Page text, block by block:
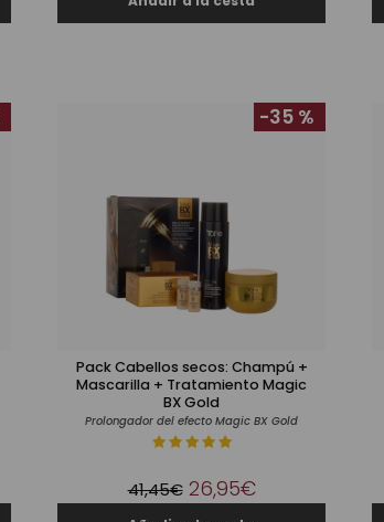
Pack Cabellos secos: Champú +
Mascarilla + Tratamiento Magic
BX Gold
Pro­lon­ga­dor del efec­to Magic BX Gold
-35 %
41,45€ 26,95€